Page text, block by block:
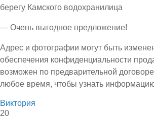
берегу Камского водохранилица
— Очень выгодное предложение!
Адрес и фотографии могут быть
обеспечения конфиденциальности
возможен по предварительной
любое время, чтобы узнать
Виктория
20